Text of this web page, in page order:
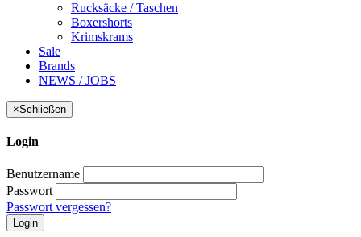
Rucksäcke / Taschen
Boxershorts
Krimskrams
Sale
Brands
NEWS / JOBS
×Schließen
Login
Benutzername
Passwort
Passwort vergessen?
Login